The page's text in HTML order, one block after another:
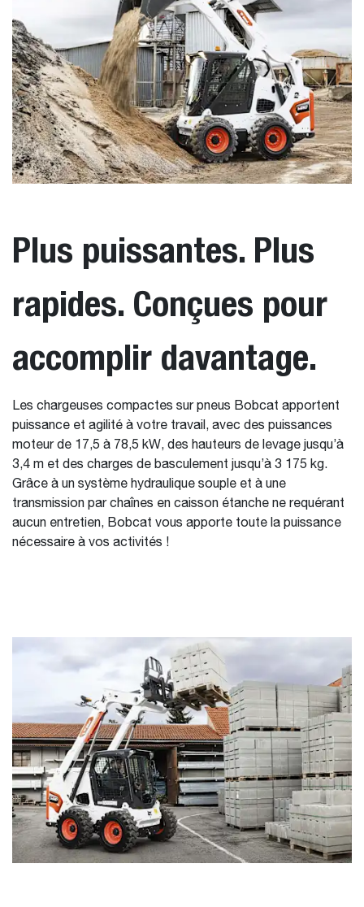
Plus puissantes. Plus
rapides. Conçues pour
accomplir davantage.
Les chargeuses compactes sur pneus Bobcat apportent
puissance et agilité à votre travail, avec des puissances
moteur de 17,5 à 78,5 kW, des hauteurs de levage jusqu’à
3,4 m et des charges de basculement jusqu’à 3 175 kg.
Grâce à un système hydraulique souple et à une
transmission par chaînes en caisson étanche ne requérant
aucun entretien, Bobcat vous apporte toute la puissance
nécessaire à vos activités !